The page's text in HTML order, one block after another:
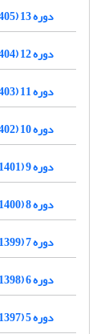
دوره 13 (1405)
دوره 12 (1404)
دوره 11 (1403)
دوره 10 (1402)
دوره 9 (1401)
دوره 8 (1400)
دوره 7 (1399)
دوره 6 (1398)
دوره 5 (1397)